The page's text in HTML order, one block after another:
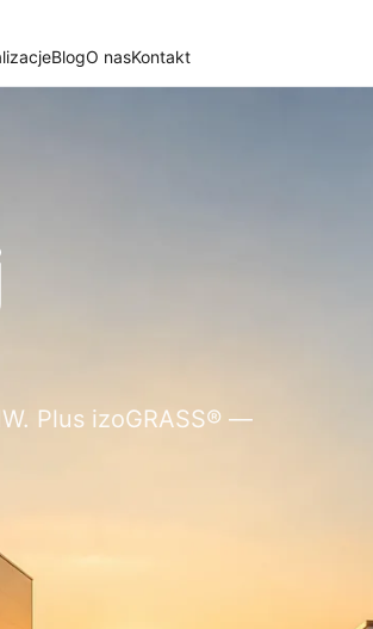
BlogO nasKontakt
Plus izoGRASS® —